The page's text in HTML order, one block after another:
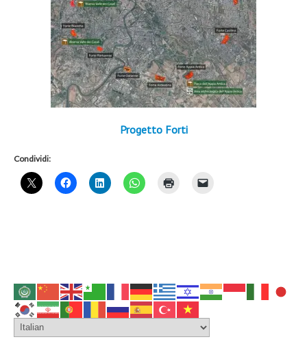
Progetto Forti
Condividi: